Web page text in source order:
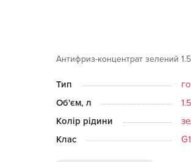
Антифриз-концентрат зелений
Тип
Об'єм, л
1.5
Колір рідини
Клас